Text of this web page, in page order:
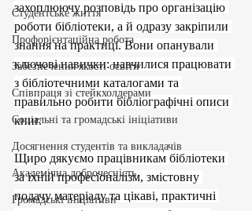
Студентське життя
Профорієнтаційна робота
Забезпечення якості освіти
Співпраця зі стейкхолдерами
Соціальні та громадські ініціативи
Досягнення студентів та викладачів
Академічна доброчесність
Громадські ініціативи
захоплюючу розповідь про організацію
роботи бібліотеки, а й одразу закріпили
знання на практиці. Вони опанували
ключові навички: навчилися працювати
з бібліотечними каталогами та
правильно робити бібліографічні описи
книг.
Щиро дякуємо працівникам бібліотеки
за їхній професіоналізм, змістовну
подачу матеріалу та цікаві, практичні